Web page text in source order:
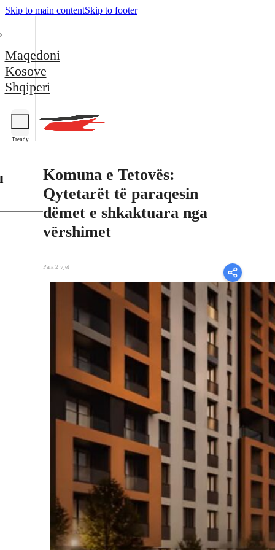
Skip to main contentSkip to footer
Maqedoni
Kosove
Shqiperi
Trendy
Komuna e Tetovës:
Qytetarët të paraqesin
dëmet e shkaktuara nga
vërshimet
Para 2 vjet